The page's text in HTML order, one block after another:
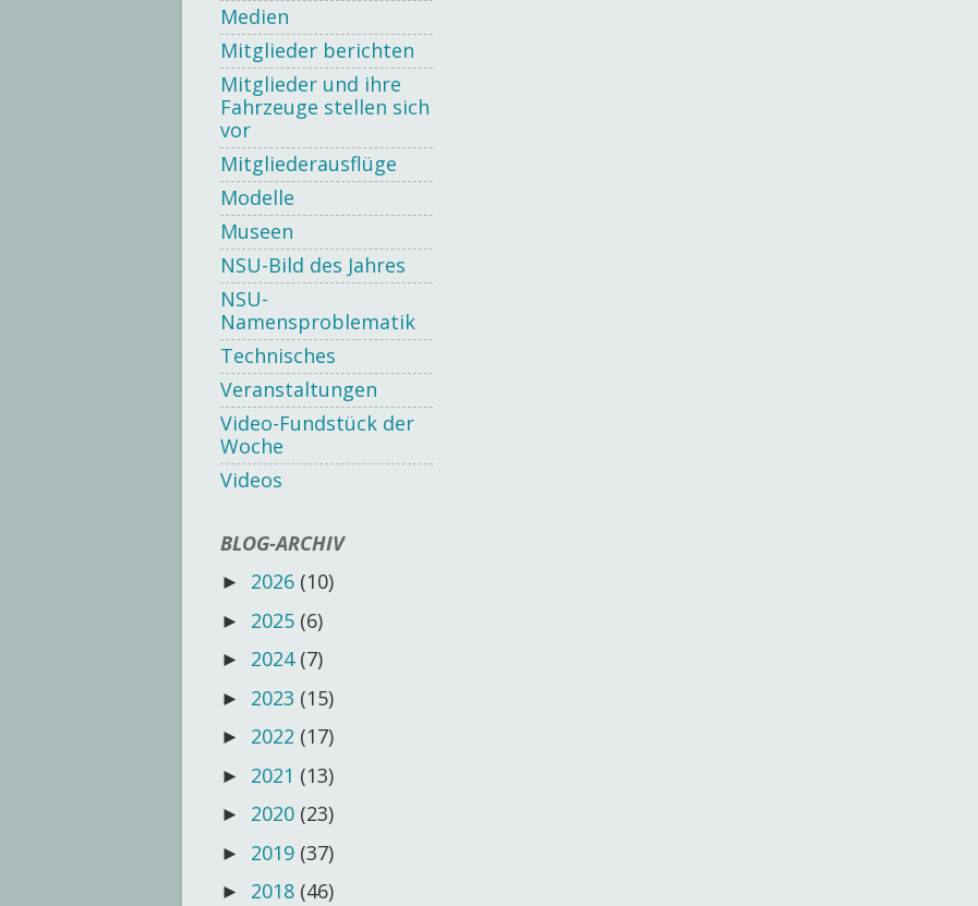
Medien
Mitglieder berichten
Mitglieder und ihre
Fahrzeuge stellen sich
vor
Mitgliederausflüge
Modelle
Museen
NSU-Bild des Jahres
NSU-
Namensproblematik
Technisches
Veranstaltungen
Video-Fundstück der
Woche
Videos
BLOG-ARCHIV
► 2026 (10)
► 2025 (6)
► 2024 (7)
► 2023 (15)
► 2022 (17)
► 2021 (13)
► 2020 (23)
► 2019 (37)
► 2018 (46)